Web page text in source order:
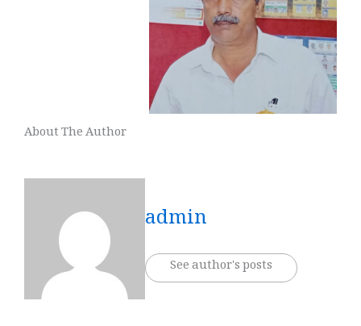
About The Author
admin
See author's posts